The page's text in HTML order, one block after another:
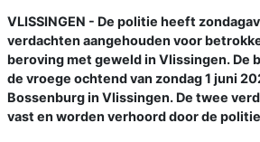
VLISSINGEN - De politie heeft
verdachten aangehouden voor
beroving met geweld in Vlissingen. De
de vroege ochtend van zondag 1 juni
Bossenburg in Vlissingen. De twee
vast en worden verhoord door de